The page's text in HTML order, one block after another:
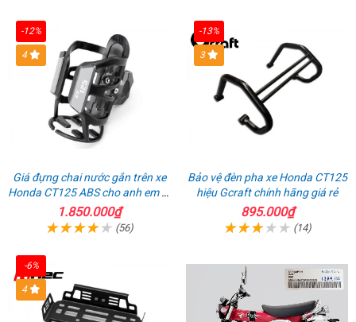
-12%
4
Giá đựng chai nước gắn trên xe
Honda CT125 ABS cho anh em đi
phượt
1.850.000₫
(56)
-13%
3
Bảo vệ đèn pha xe Honda CT125
hiệu Gcraft chính hãng giá rẻ
895.000₫
(14)
-6%
4